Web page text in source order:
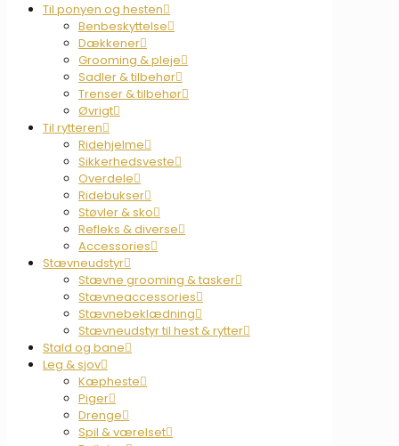
Til ponyen og hesten
Benbeskyttelse
Dækkener
Grooming & pleje
Sadler & tilbehør
Trenser & tilbehør
Øvrigt
Til rytteren
Ridehjelme
Sikkerhedsveste
Overdele
Ridebukser
Støvler & sko
Refleks & diverse
Accessories
Stævneudstyr
Stævne grooming & tasker
Stævneaccessories
Stævnebeklædning
Stævneudstyr til hest & rytter
Stald og bane
Leg & sjov
Kæpheste
Piger
Drenge
Spil & værelset